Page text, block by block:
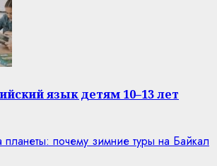
язык детям 10–13 лет
планеты: почему зимние туры на Байкал